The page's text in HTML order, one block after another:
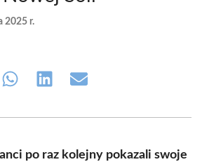
2025 r.
Share Share Share
po raz kolejny pokazali swoje